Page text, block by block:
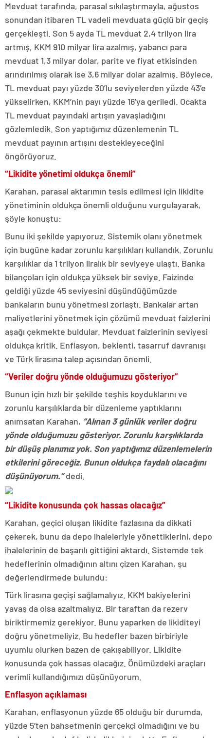
Mevduat tarafında, parasal sıkılaştırmayla, ağustos
sonundan itibaren TL vadeli mevduata güçlü bir geçiş
gerçekleşti. Son 5 ayda TL mevduat 2,4 trilyon lira
artmış, KKM 910 milyar lira azalmış, yabancı para
mevduat 1,3 milyar dolar, parite ve fiyat etkisinden
arındırılmış olarak ise 3,6 milyar dolar azalmış. Böylece,
TL mevduat payı yüzde 30’lu seviyelerden yüzde 43’e
yükselirken, KKM’nin payı yüzde 16’ya geriledi. Ocakta
TL mevduat payındaki artışın yavaşladığını
gözlemledik. Son yaptığımız düzenlemenin TL
mevduat payının artışını destekleyeceğini
öngörüyoruz.
“Likidite yönetimi oldukça önemli”
Karahan, parasal aktarımın tesis edilmesi için likidite
yönetiminin oldukça önemli olduğunu vurgulayarak,
şöyle konuştu:
Bunu iki şekilde yapıyoruz. Sistemik olanı yönetmek
için bugüne kadar zorunlu karşılıkları kullandık. Zorunlu
karşılıklar da 1 trilyon liralık bir seviyeye ulaştı. Banka
bilançoları için oldukça yüksek bir seviye. Faizinde
geldiği yüzde 45 seviyesini düşündüğümüzde
bankaların bunu yönetmesi zorlaştı. Bankalar artan
maliyetlerini yönetmek için çözümü mevduat faizlerini
aşağı çekmekte buldular. Mevduat faizlerinin seviyesi
oldukça kritik. Enflasyon, beklenti, tasarruf davranışı
ve Türk lirasına talep açısından önemli.
“Veriler doğru yönde olduğumuzu gösteriyor”
Bunun için hızlı bir şekilde teşhis koyduklarını ve
zorunlu karşılıklarda bir düzenleme yaptıklarını
anımsatan Karahan, “Alınan 3 günlük veriler doğru
yönde olduğumuzu gösteriyor. Zorunlu karşılıklarda
bir düşüş planımız yok. Son yaptığımız düzenlemelerin
etkilerini göreceğiz. Bunun oldukça faydalı olacağını
düşünüyorum.”dedi.
“Likidite konusunda çok hassas olacağız”
Karahan, geçici oluşan likidite fazlasına da dikkati
çekerek, bunu da depo ihaleleriyle yönettiklerini, depo
ihalelerinin de başarılı gittiğini aktardı. Sistemde tek
hedeflerinin olmadığının altını çizen Karahan, şu
değerlendirmede bulundu:
Türk lirasına geçişi sağlamalıyız. KKM bakiyelerini
yavaş da olsa azaltmalıyız. Bir taraftan da rezerv
biriktirmemiz gerekiyor. Bunu yaparken de likiditeyi
doğru yönetmeliyiz. Bu hedefler bazen birbiriyle
uyumlu olurken bazen de çakışabiliyor. Likidite
konusunda çok hassas olacağız. Önümüzdeki araçları
verimli kullandığımızı düşünüyorum.
Enflasyon açıklaması
Karahan, enflasyonun yüzde 65 olduğu bir durumda,
yüzde 5’ten bahsetmenin gerçekçi olmadığını ve bu